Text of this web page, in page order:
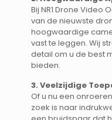
Bij NR1 Drone Video
van de nieuwste
hoogwaardige
vast te leggen. Wij
detail om u de best
bieden.
3. Veelzijdige
Of u nu een
zoek is naar